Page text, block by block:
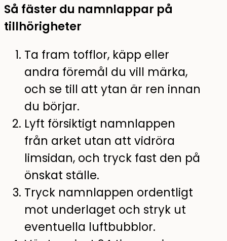
Så fäster du namnlappar på
tillhörigheter
Ta fram tofflor, käpp eller
andra föremål du vill märka,
och se till att ytan är ren innan
du börjar.
Lyft försiktigt namnlappen
från arket utan att vidröra
limsidan, och tryck fast den på
önskat ställe.
Tryck namnlappen ordentligt
mot underlaget och stryk ut
eventuella luftbubblor.